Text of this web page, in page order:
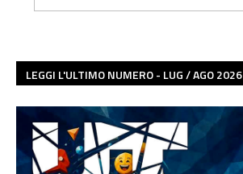
LEGGI L'ULTIMO NUMERO - LUG / AGO 2026